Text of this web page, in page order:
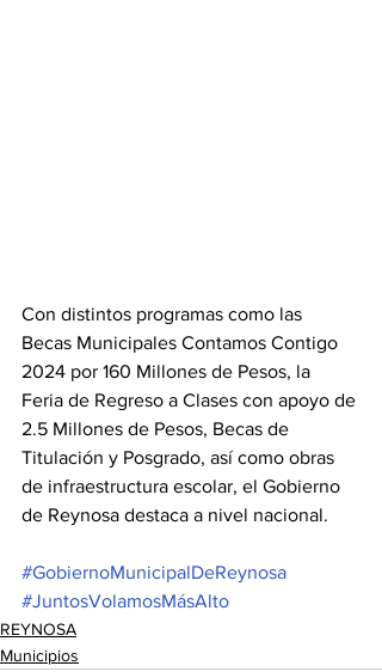
Con distintos programas como las
Becas Municipales Contamos Contigo
2024 por 160 Millones de Pesos, la
Feria de Regreso a Clases con apoyo de
2.5 Millones de Pesos, Becas de
Titulación y Posgrado, así como obras
de infraestructura escolar, el Gobierno
de Reynosa destaca a nivel nacional.
#GobiernoMunicipalDeReynosa
#JuntosVolamosMásAlto
REYNOSA
Municipios